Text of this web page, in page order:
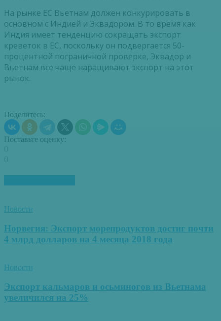
На рынке ЕС Вьетнам должен конкурировать в
основном с Индией и Эквадором. В то время как
Индия имеет тенденцию сокращать экспорт
креветок в ЕС, поскольку он подвергается 50-
процентной пограничной проверке, Эквадор и
Вьетнам все чаще наращивают экспорт на этот
рынок.
Поделитесь:
Поставьте оценку:
Новости
Норвегия: Экспорт морепродуктов достиг почти
4 млрд долларов на 4 месяца 2018 года
Новости
Экспорт кальмаров и осьминогов из Вьетнама
увеличился на 25%